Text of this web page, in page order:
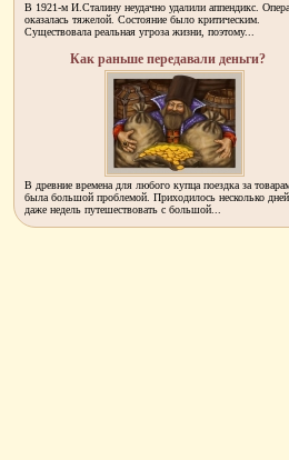
В 1921-м И.Сталину неудачно удалили аппендикс.
оказалась тяжелой. Состояние было критическим.
Существовала реальная угроза жизни, поэтому...
Как раньше передавали деньги?
В древние времена для любого купца поездка за
была большой проблемой. Приходилось несколько
даже недель путешествовать с большой...